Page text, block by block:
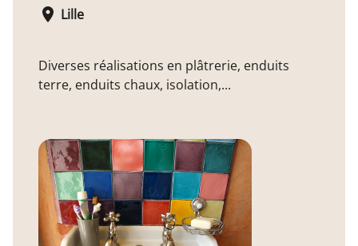
Lille
Diverses réalisations en plâtrerie, enduits
terre, enduits chaux, isolation,...